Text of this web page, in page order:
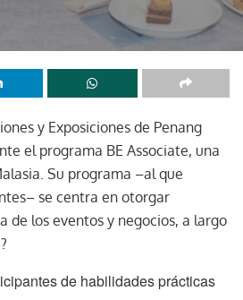
y Exposiciones de Penang
el programa BE Associate, una
Su programa –al que
se centra en otorgar
de los eventos y negocios, a largo
de habilidades prácticas